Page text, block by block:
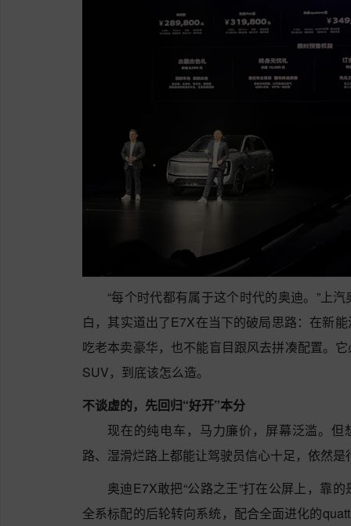
“每个时代都有属于这个时代的奥迪。”上
白，其实道出了E7X在当下的破局思路：在新
吃老本卖豪华，也不能盲目跟风去拼凑配置。
SUV，到底该怎么造。
不谈虚的，先回归“好开”本分
现在的纯电车，马力廉价，屏幕泛滥。
路、湿滑烂路上都能让驾驶员信心十足，依然
奥迪E7X敢把“公路之王”打在公屏上，靠
全系标配的后轮转向系统，配合全面进化的